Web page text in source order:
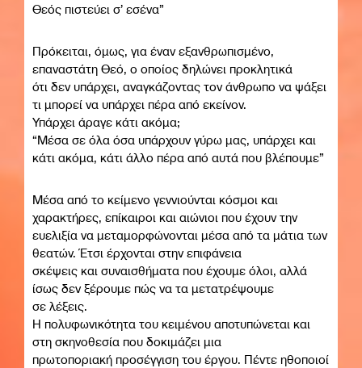
Θεός πιστεύει σ’ εσένα”
Πρόκειται, όμως, για έναν εξανθρωπισμένο,
επαναστάτη Θεό, ο οποίος δηλώνει προκλητικά
ότι δεν υπάρχει, αναγκάζοντας τον άνθρωπο να ψάξει
τι μπορεί να υπάρχει πέρα από εκείνον.
Υπάρχει άραγε κάτι ακόμα;
“Μέσα σε όλα όσα υπάρχουν γύρω μας, υπάρχει και
κάτι ακόμα, κάτι άλλο πέρα από αυτά που βλέπουμε”
Μέσα από το κείμενο γεννιούνται κόσμοι και
χαρακτήρες, επίκαιροι και αιώνιοι που έχουν την
ευελιξία να μεταμορφώνονται μέσα από τα μάτια των
θεατών. Έτσι έρχονται στην επιφάνεια
σκέψεις και συναισθήματα που έχουμε όλοι, αλλά
ίσως δεν ξέρουμε πώς να τα μετατρέψουμε
σε λέξεις.
Η πολυφωνικότητα του κειμένου αποτυπώνεται και
στη σκηνοθεσία που δοκιμάζει μια
πρωτοποριακή προσέγγιση του έργου. Πέντε ηθοποιοί